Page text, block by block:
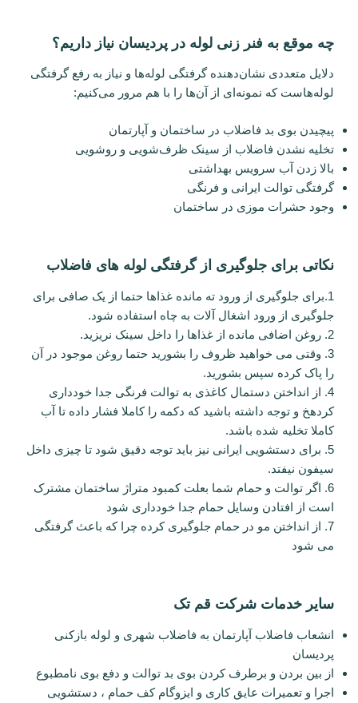
چه موقع به فنر زنی لوله در پردیسان نیاز داریم؟
دلایل متعددی نشان‌دهنده گرفتگی لوله‌ها و نیاز به رفع گرفتگی
لوله‌هاست که نمونه‌ای از آن‌ها را با هم مرور می‌کنیم:
پیچیدن بوی بد فاضلاب در ساختمان و آپارتمان
تخلیه نشدن فاضلاب از سینک‌ ظرف‌شویی و روشویی
بالا زدن آب سرویس بهداشتی
گرفتگی توالت ایرانی و فرنگی
وجود حشرات موزی در ساختمان
نکاتی برای جلوگیری از گرفتگی لوله های فاضلاب
1.برای جلوگیری از ورود ته مانده غذاها حتما از یک صافی برای
جلوگیری از ورود اشغال آلات به چاه استفاده شود.
2. روغن اضافی مانده از غذاها را داخل سینک نریزید.
3. وقتی می خواهید ظروف را بشورید حتما روغن موجود در آن
را پاک کرده سپس بشورید.
4. از انداختن دستمال کاغذی به توالت فرنگی جدا خودداری
کردهخ و توجه داشته باشید که دکمه را کاملا فشار داده تا آب
کاملا تخلیه شده باشد.
5. برای دستشویی ایرانی نیز باید توجه دقیق شود تا چیزی داخل
سیفون نیفتد.
6. اگر توالت و حمام شما بعلت کمبود متراژ ساختمان مشترک
است از افتادن وسایل حمام جدا خودداری شود
7. از انداختن مو در حمام جلوگیری کرده چرا که باعث گرفتگی
می شود
سایر خدمات شرکت قم تک
انشعاب فاضلاب آپارتمان به فاضلاب شهری و لوله بازکنی
پردیسان
از بین بردن و برطرف کردن بوی بد توالت و دفع بوی نامطبوع
اجرا و تعمیرات عایق کاری و ایزوگام کف حمام ، دستشویی